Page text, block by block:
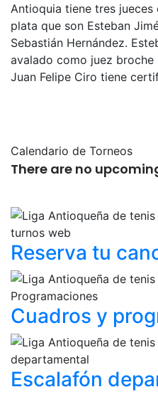
Antioquia tiene tres
plata que son Esteban
Sebastián Hernández.
avalado como juez
Juan Felipe Ciro tiene
Calendario de Torneos
There are no
Reserva tu
Cuadros y
Escalafón